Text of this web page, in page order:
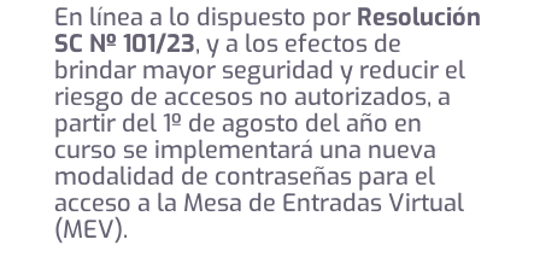
En línea a lo dispuesto por Resolución
SC Nº 101/23, y a los efectos de
brindar mayor seguridad y reducir el
riesgo de accesos no autorizados, a
partir del 1º de agosto del año en
curso se implementará una nueva
modalidad de contraseñas para el
acceso a la Mesa de Entradas Virtual
(MEV).